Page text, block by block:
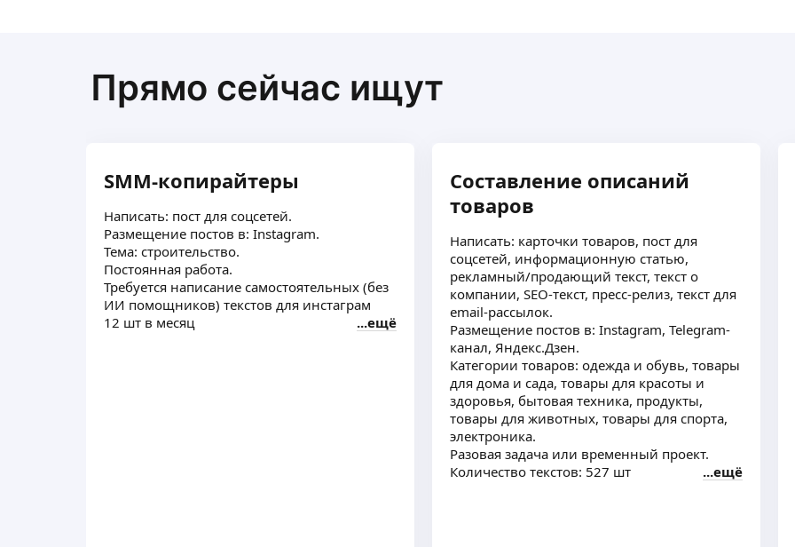
Прямо сейчас ищут
SMM-копирайтеры
Написать: пост для соцсетей.
Размещение постов в: Instagram.
Тема: строительство.
Постоянная работа.
Требуется написание самостоятельных (без
ИИ помощников) текстов для инстаграм
12 шт в месяц
ещё
Составление описаний
товаров
Написать: карточки товаров, пост для
соцсетей, информационную статью,
рекламный/продающий текст, текст о
компании, SEO-текст, пресс-релиз, текст для
email-рассылок.
Размещение постов в: Instagram, Telegram-
канал, Яндекс.Дзен.
Категории товаров: одежда и обувь, товары
для дома и сада, товары для красоты и
здоровья, бытовая техника, продукты,
товары для животных, товары для спорта,
электроника.
Разовая задача или временный проект.
Количество текстов: 527 шт
ещё